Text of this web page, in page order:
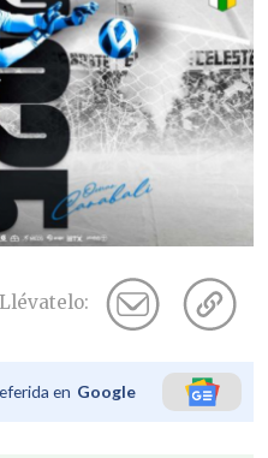
Llévatelo:
en Google